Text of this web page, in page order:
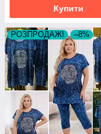
Купити
РОЗПРОДАЖ! –8%